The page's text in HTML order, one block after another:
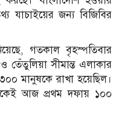
যাচাইয়ের জন্য বিজিবির
গতকাল বৃহস্পতিবার
তেঁতুলিয়া সীমান্ত এলাকার
৩০০ মানুষকে রাখা হয়েছিল।
আজ প্রথম দফায় ১০০